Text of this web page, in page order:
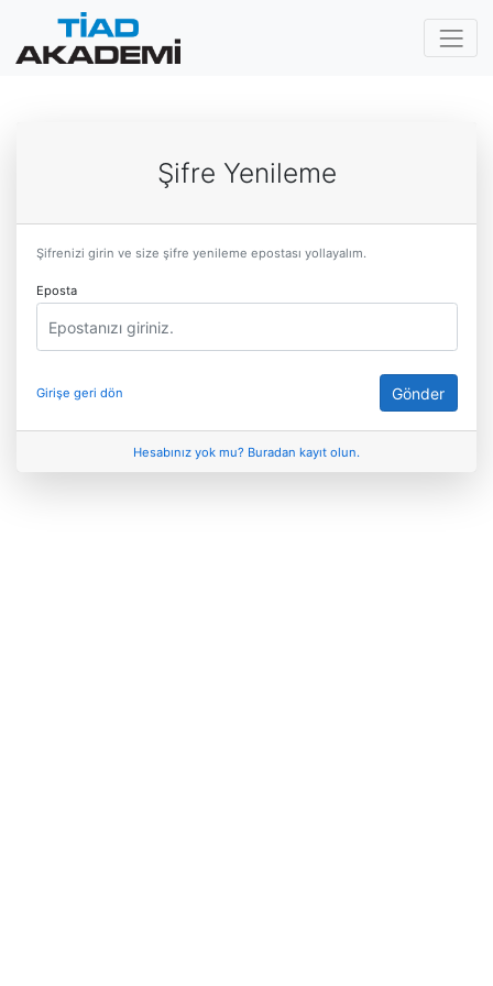
Şifre Yenileme
Şifrenizi girin ve size şifre yenileme epostası yollayalım.
Eposta
Girişe geri dön Gönder
Hesabınız yok mu? Buradan kayıt olun.